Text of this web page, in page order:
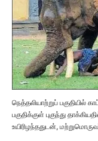
நெத்தலியாற்றுப் பகுதியில்
பகுதிக்குள் புகுந்து
உயிரிழந்ததுடன்,